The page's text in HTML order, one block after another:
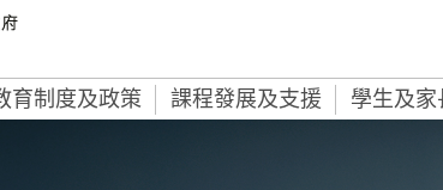
育制度及政策 課程發展及支援 學生及